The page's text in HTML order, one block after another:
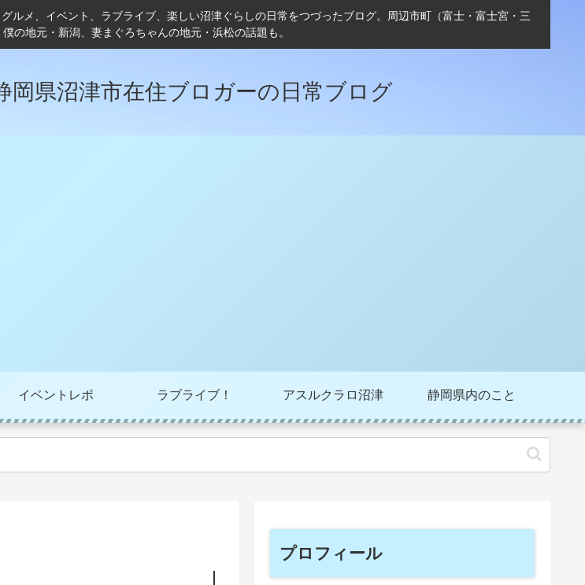
ルメ、イベント、ラブライブ、楽しい沼津ぐらしの日常をつづったブログ。周辺市町（富士・富士宮・三
の地元・新潟、妻まぐろちゃんの地元・浜松の話題も。
岡県沼津市在住ブロガーの日常ブログ
イベントレポ ラブライブ！ アスルクラロ沼津 静岡県内のこと
プロフィール